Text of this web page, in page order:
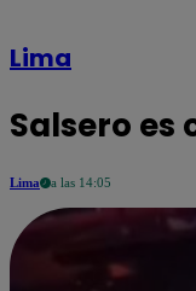
Lima
Salsero
Lima a las 14:05